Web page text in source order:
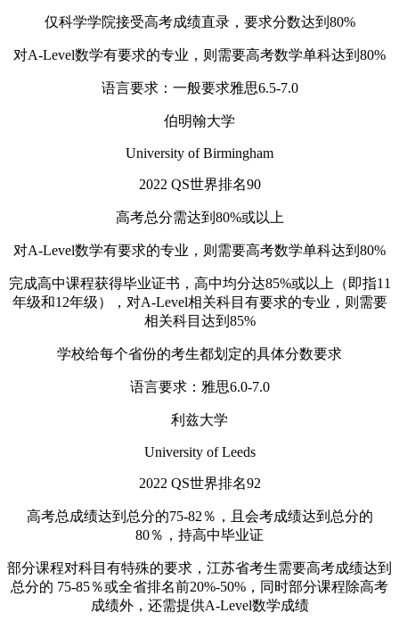
仅科学学院接受高考成绩直录，要求分数达到80%
对A-Level数学有要求的专业，则需要高考数学单科达到80%
语言要求：一般要求雅思6.5-7.0
伯明翰大学
University of Birmingham
2022 QS世界排名90
高考总分需达到80%或以上
对A-Level数学有要求的专业，则需要高考数学单科达到80%
完成高中课程获得毕业证书，高中均分达85%或以上（即指11
年级和12年级），对A-Level相关科目有要求的专业，则需要
相关科目达到85%
学校给每个省份的考生都划定的具体分数要求
语言要求：雅思6.0-7.0
利兹大学
University of Leeds
2022 QS世界排名92
高考总成绩达到总分的75-82％，且会考成绩达到总分的
80％，持高中毕业证
部分课程对科目有特殊的要求，江苏省考生需要高考成绩达到
总分的 75-85％或全省排名前20%-50%，同时部分课程除高考
成绩外，还需提供A-Level数学成绩